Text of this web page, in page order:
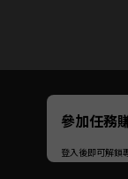
Unmute
參加任務
登入後即可解鎖